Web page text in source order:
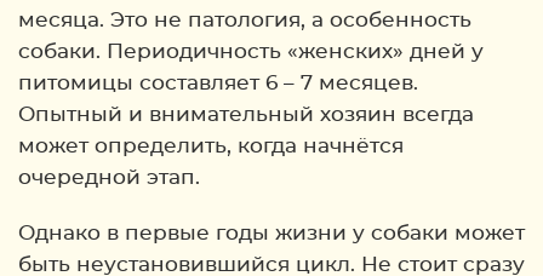
месяца. Это не патология, а особенность
собаки. Периодичность «женских» дней у
питомицы составляет 6 – 7 месяцев.
Опытный и внимательный хозяин всегда
может определить, когда начнётся
очередной этап.
Однако в первые годы жизни у собаки может
быть неустановившийся цикл. Не стоит сразу